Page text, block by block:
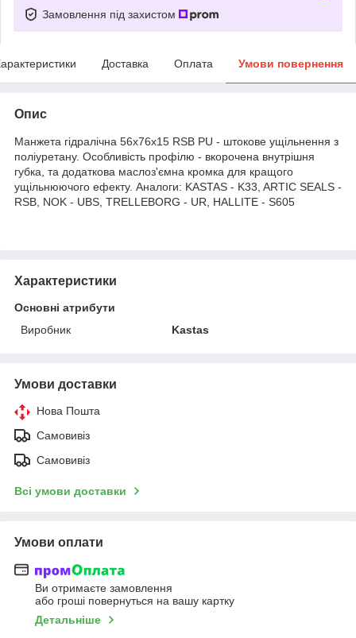
Замовлення під захистом
Доставка Оплата Умови повернення
Опис
Манжета гідралічна 56х76х15 RSB PU - штокове ущільнення з
поліуретану. Особливість профілю - вкорочена внутрішня
губка, та додаткова маслоз'ємна кромка для кращого
ущільнюючого ефекту. Аналоги: KASTAS - K33, ARTIC SEALS -
RSB, NOK - UBS, TRELLEBORG - UR, HALLITE - S605
Характеристики
Основні атрибути
Виробник
Kastas
Умови доставки
Нова Пошта
Самовивіз
Самовивіз
Всі умови доставки
Умови оплати
Ви отримаєте замовлення
або гроші повернуться на вашу картку
Детальніше